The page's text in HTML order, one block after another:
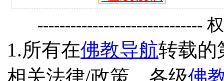
------------------------------
1.所有在佛教导航转载的
相关法律/政策、各级佛